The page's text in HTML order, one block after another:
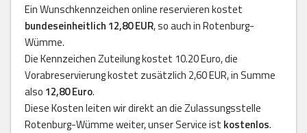
Ein Wunschkennzeichen online reservieren kostet
bundeseinheitlich 12,80 EUR, so auch in Rotenburg-
Wümme.
Die Kennzeichen Zuteilung kostet 10.20 Euro, die
Vorabreservierung kostet zusätzlich 2,60 EUR, in Summe
also 12,80 Euro.
Diese Kosten leiten wir direkt an die Zulassungsstelle
Rotenburg-Wümme weiter, unser Service ist kostenlos.